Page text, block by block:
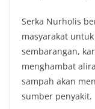
Serka Nurholis
masyarakat
sembarangan,
menghambat
sampah akan
sumber penyakit.